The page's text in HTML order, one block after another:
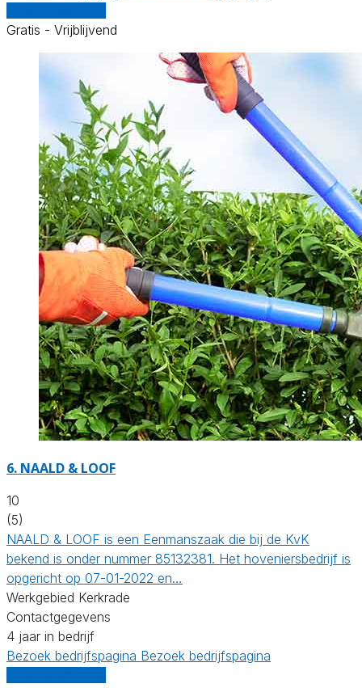
Gratis - Vrijblijvend
6. NAALD & LOOF
10
(5)
NAALD & LOOF is een Eenmanszaak die bij de KvK
bekend is onder nummer 85132381. Het hoveniersbedrijf is
opgericht op 07-01-2022 en…
Werkgebied Kerkrade
Contactgegevens
4 jaar in bedrijf
Bezoek bedrijfspagina Bezoek bedrijfspagina